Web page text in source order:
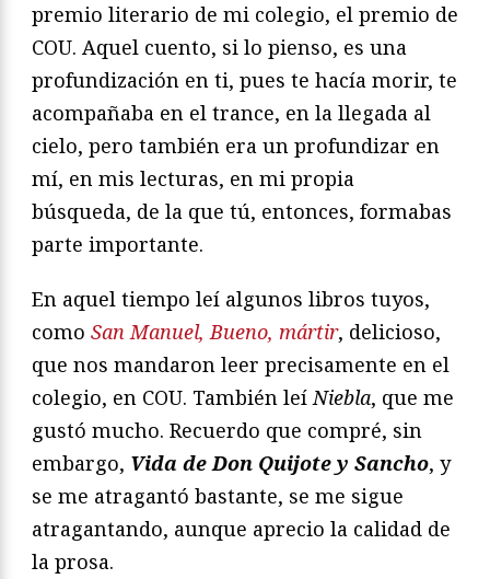
premio literario de mi colegio, el premio de
COU. Aquel cuento, si lo pienso, es una
profundización en ti, pues te hacía morir, te
acompañaba en el trance, en la llegada al
cielo, pero también era un profundizar en
mí, en mis lecturas, en mi propia
búsqueda, de la que tú, entonces, formabas
parte importante.
En aquel tiempo leí algunos libros tuyos,
como San Manuel, Bueno, mártir, delicioso,
que nos mandaron leer precisamente en el
colegio, en COU. También leíNiebla, que me
gustó mucho. Recuerdo que compré, sin
embargo, Vida de Don Quijote y Sancho, y
se me atragantó bastante, se me sigue
atragantando, aunque aprecio la calidad de
la prosa.